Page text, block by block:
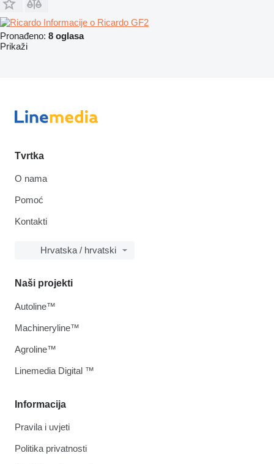
Informacije o Ricardo GF2
Pronađeno: 8 oglasa
Prikaži
Tvrtka
O nama
Pomoć
Kontakti
Hrvatska / hrvatski
Informacija
Pravila i uvjeti
Politika privatnosti
Naši projekti
Autoline™
Machineryline™
Agroline™
Linemedia Digital ™